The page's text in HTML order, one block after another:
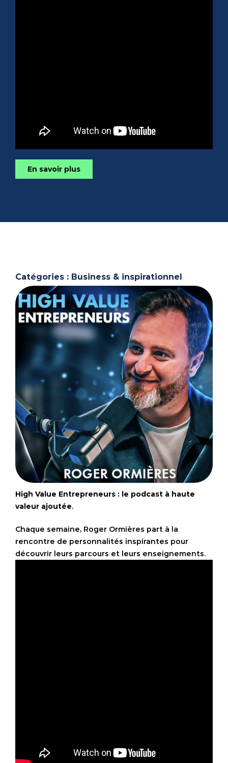
En savoir plus
Catégories : Business & inspirationnel
High Value Entrepreneurs : le podcast à haute
valeur ajoutée.
Chaque semaine, Roger Ormières part à la
rencontre de personnalités inspirantes pour
découvrir leurs parcours et leurs enseignements.